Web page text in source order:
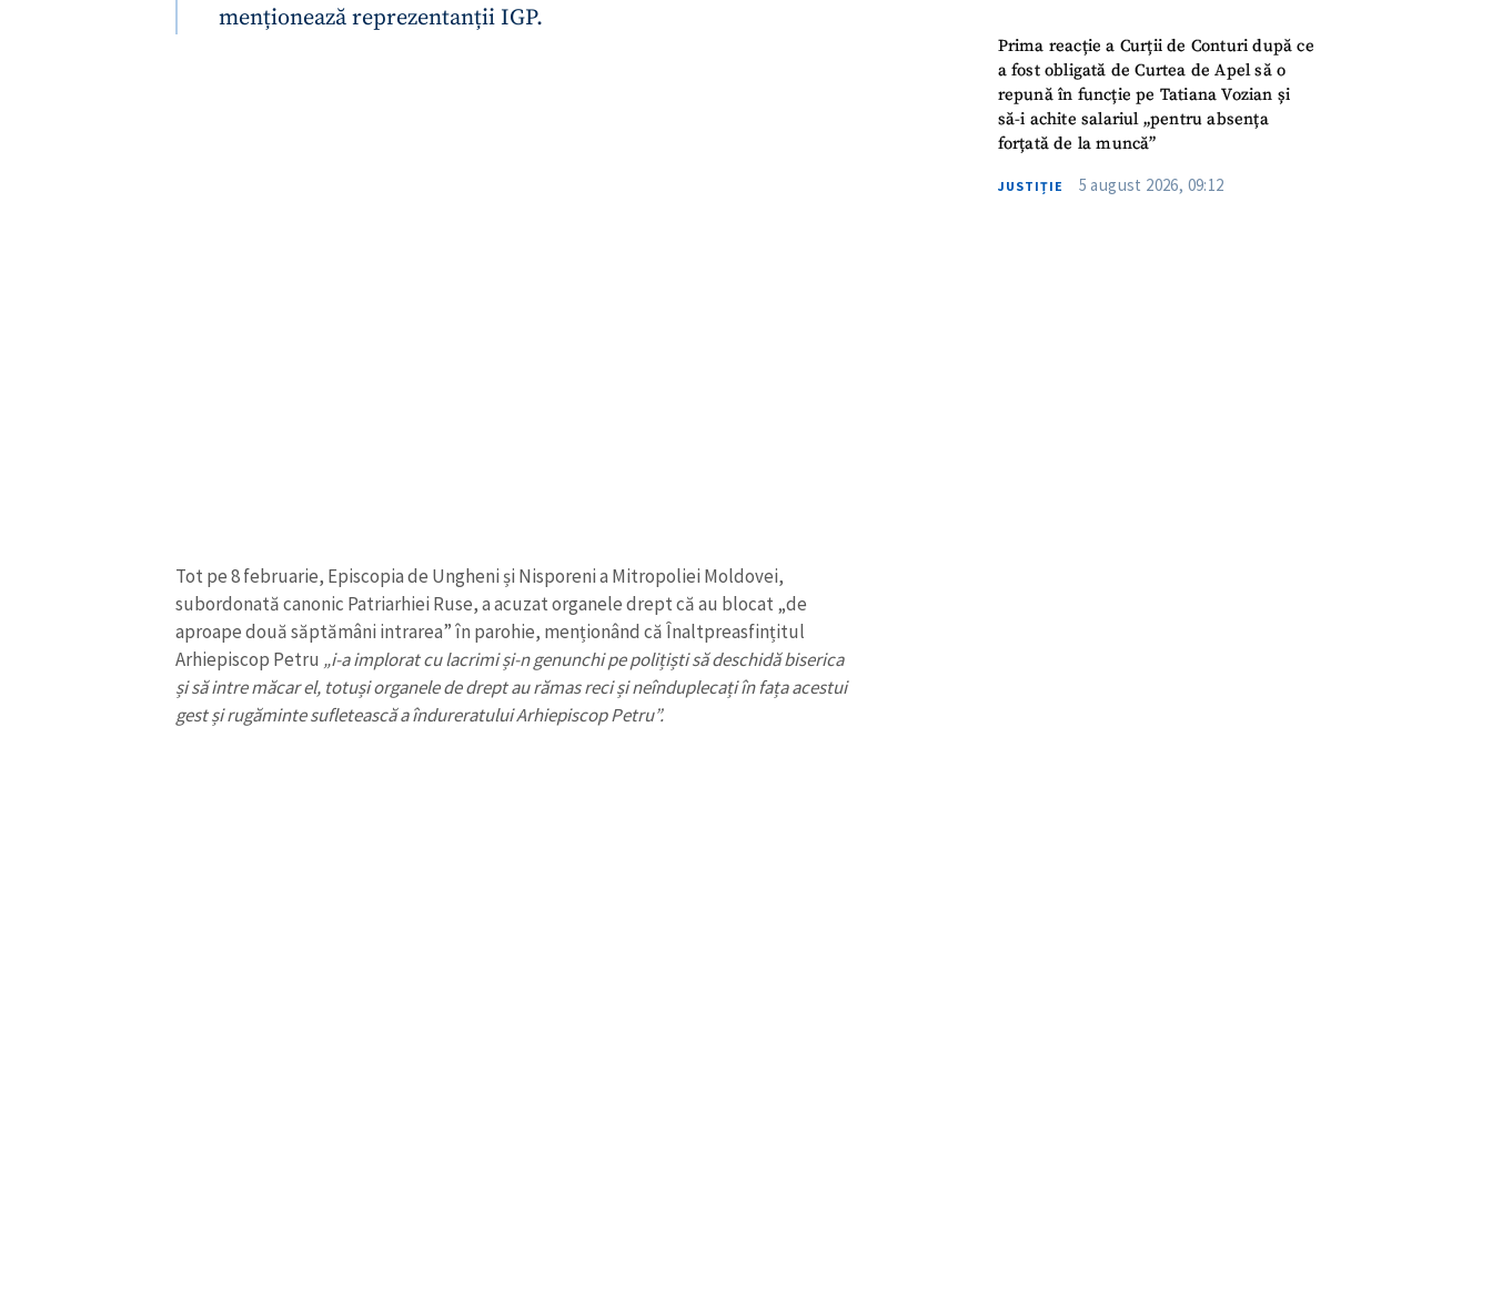
menționează reprezentanții IGP.
Tot pe 8 februarie, Episcopia de Ungheni și Nisporeni a Mitropoliei Moldovei,
subordonată canonic Patriarhiei Ruse, a acuzat organele drept că au blocat „de
aproape două săptămâni intrarea” în parohie, menționând că Înaltpreasfințitul
Arhiepiscop Petru „i-a implorat cu lacrimi și-n genunchi pe polițiști să deschidă biserica
și să intre măcar el, totuși organele de drept au rămas reci și neînduplecați în fața acestui
gest și rugăminte sufletească a îndureratului Arhiepiscop Petru”.
Prima reacție a Curții de Conturi după ce
a fost obligată de Curtea de Apel să o
repună în funcție pe Tatiana Vozian și
să-i achite salariul „pentru absența
forțată de la muncă”
JUSTIȚIE 5 august 2026, 09:12